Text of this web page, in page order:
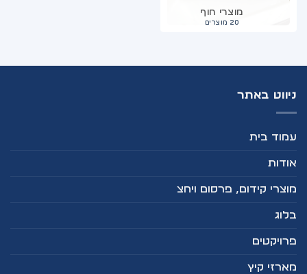
מוצרי חוף
20 מוצרים
ניווט באתר
עמוד בית
אודות
מוצרי קידום, פרסום ויחצ
בלוג
פרויקטים
מארזי קיץ